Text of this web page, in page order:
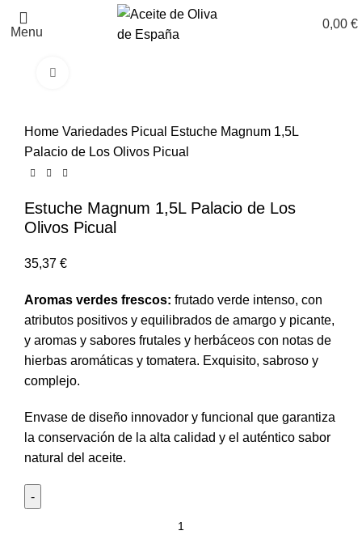
Menu
0,00 €
Home Variedades Picual
Estuche Magnum 1,5L
Palacio de Los Olivos Picual
Estuche Magnum 1,5L Palacio de Los
Olivos Picual
€
Aromas verdes frescos: frutado verde intenso, con
atributos positivos y equilibrados de amargo y picante,
y aromas y sabores frutales y herbáceos con notas de
hierbas aromáticas y tomatera. Exquisito, sabroso y
complejo.
Envase de diseño innovador y funcional que garantiza
la conservación de la alta calidad y el auténtico sabor
natural del aceite.